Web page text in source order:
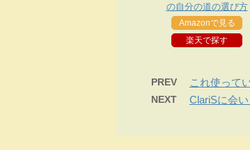
の自分の道の選び方
Amazonで見る
楽天で探す
PREV これ使って
NEXT ClariSに会